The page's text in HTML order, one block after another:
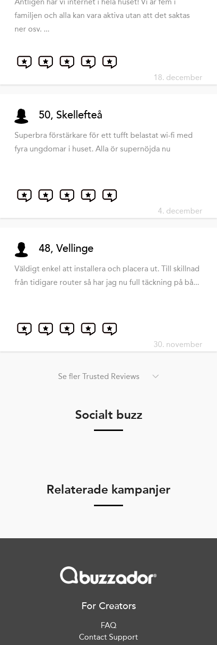
familjen och alla kan vara aktiva utan att det saktas
ner osv. ...
18. december
50, Skellefteå
Superbra förstärkare för ett tufft belastat wi-fi med
fyra ungdomar i huset. Alla ör supernöjda nu
4. december
48, Vellinge
Väldigt enkel att installera och placera ut. Till skillnad
från tidigare router så har jag nu full täckning på bå...
30. november
Se fler Trusted Reviews
Socialt buzz
Relaterade kampanjer
For Creators
FAQ
Contact Support